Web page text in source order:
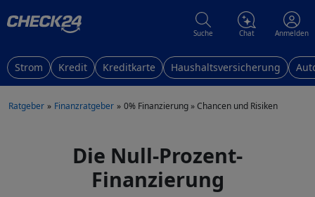
Suche Chat Anmelden
Strom Kredit Kreditkarte Haushaltsversicherung
Ratgeber Finanzratgeber 0% Finanzierung » Chancen und Risiken
Die Null-Prozent-
Finanzierung